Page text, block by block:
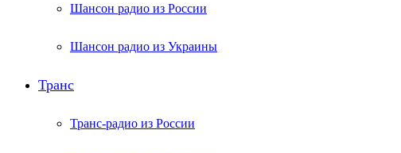
Шансон радио из России
Шансон радио из Украины
Транс
Транс-радио из России